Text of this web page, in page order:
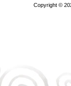
Copyright ©